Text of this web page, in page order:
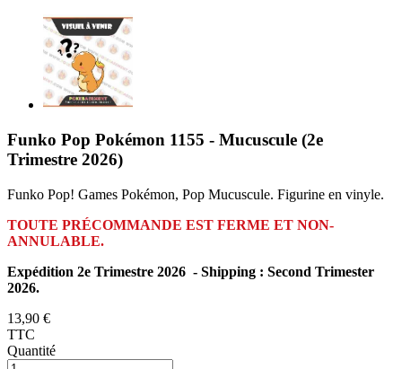
Funko Pop Pokémon 1155 - Mucuscule (2e
Trimestre 2026)
Funko Pop! Games Pokémon, Pop Mucuscule. Figurine en vinyle.
TOUTE PRÉCOMMANDE EST FERME ET NON-
ANNULABLE.
Expédition 2e Trimestre 2026 - Shipping : Second Trimester
2026.
13,90 €
TTC
Quantité